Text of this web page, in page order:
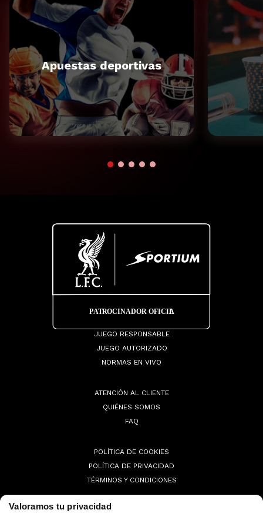
Valoramos tu privacidad
Apuestas deportivas
JUEGO RESPONSABLE
JUEGO AUTORIZADO
NORMAS EN VIVO
ATENCIÓN AL CLIENTE
QUIÉNES SOMOS
FAQ
POLÍTICA DE COOKIES
POLÍTICA DE PRIVACIDAD
TÉRMINOS Y CONDICIONES